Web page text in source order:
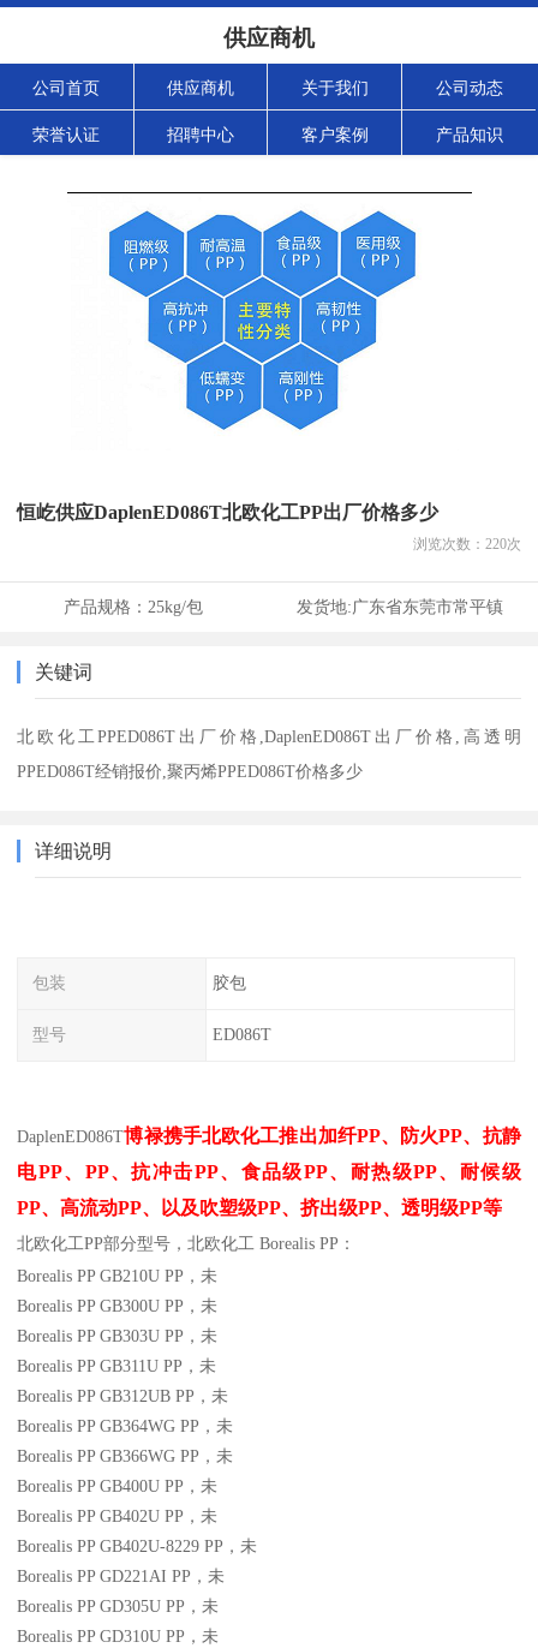
供应商机
公司首页 供应商机 关于我们 公司动态
荣誉认证 招聘中心 客户案例 产品知识
恒屹供应DaplenED086T北欧化工PP出厂价格多少
浏览次数： 220次
产品规格： 25kg/包 发货地:广东省东莞市常平镇
关键词
北欧化工PPED086T出厂价格,DaplenED086T出厂价格,高透明
PPED086T经销报价,聚丙烯PPED086T价格多少
详细说明
包装 胶包
型号 ED086T
DaplenED086T博禄携手北欧化工推出加纤PP、防火PP、抗静
电PP、 PP、抗冲击PP、食品级PP、耐热级PP、耐候级
PP、高流动PP、以及吹塑级PP、挤出级PP、透明级PP等
北欧化工PP部分型号，北欧化工 Borealis PP：
Borealis PP GB210U PP ，未
Borealis PP GB300U PP ，未
Borealis PP GB303U PP ，未
Borealis PP GB311U PP ，未
Borealis PP GB312UB PP ，未
Borealis PP GB364WG PP ，未
Borealis PP GB366WG PP ，未
Borealis PP GB400U PP ，未
Borealis PP GB402U PP ，未
Borealis PP GB402U-8229 PP ，未
Borealis PP GD221AI PP ，未
Borealis PP GD305U PP ，未
Borealis PP GD310U PP ，未